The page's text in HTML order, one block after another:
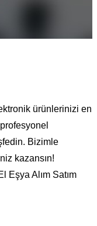
ürünlerinizi en
Bizimle
kazansın!
Eşya Alım Satım